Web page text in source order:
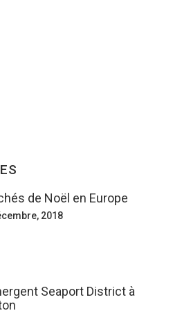
de Noël en Europe
2018
Seaport District à